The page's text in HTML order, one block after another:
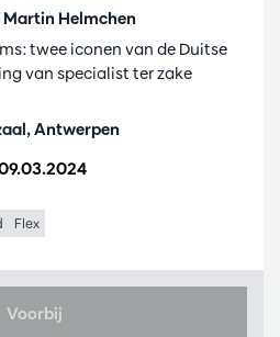
Martin Helmchen
twee iconen van de Duitse
van specialist ter zake
Antwerpen
Flex
Voorbij